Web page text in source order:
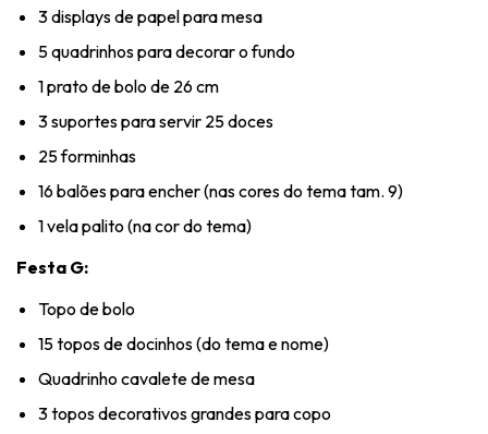
3 displays de papel para mesa
5 quadrinhos para decorar o fundo
1 prato de bolo de 26 cm
3 suportes para servir 25 doces
25 forminhas
16 balões para encher (nas cores do tema tam. 9)
1 vela palito (na cor do tema)
Festa G:
Topo de bolo
15 topos de docinhos (do tema e nome)
Quadrinho cavalete de mesa
3 topos decorativos grandes para copo